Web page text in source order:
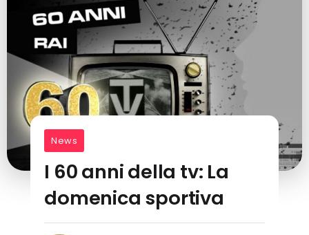
News
I 60 anni della tv: La
domenica sportiva